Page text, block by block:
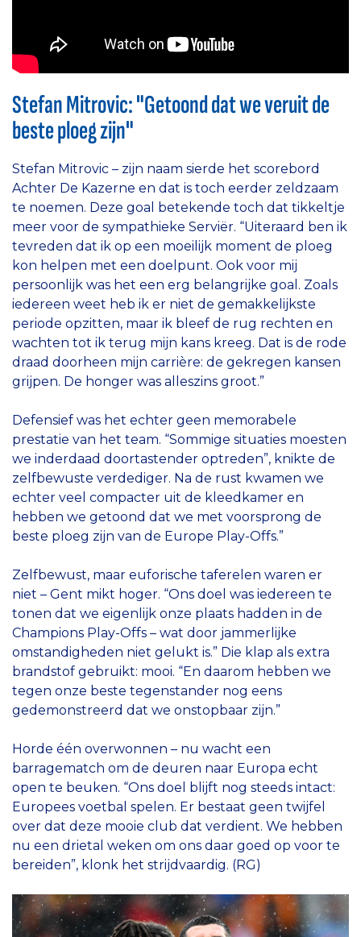
Stefan Mitrovic: "Getoond dat we veruit de
beste ploeg zijn"
Stefan Mitrovic – zijn naam sierde het scorebord
Achter De Kazerne en dat is toch eerder zeldzaam
te noemen. Deze goal betekende toch dat tikkeltje
meer voor de sympathieke Serviër. “Uiteraard ben ik
tevreden dat ik op een moeilijk moment de ploeg
kon helpen met een doelpunt. Ook voor mij
persoonlijk was het een erg belangrijke goal. Zoals
iedereen weet heb ik er niet de gemakkelijkste
periode opzitten, maar ik bleef de rug rechten en
wachten tot ik terug mijn kans kreeg. Dat is de rode
draad doorheen mijn carrière: de gekregen kansen
grijpen. De honger was alleszins groot.”
Defensief was het echter geen memorabele
prestatie van het team. “Sommige situaties moesten
we inderdaad doortastender optreden”, knikte de
zelfbewuste verdediger. Na de rust kwamen we
echter veel compacter uit de kleedkamer en
hebben we getoond dat we met voorsprong de
beste ploeg zijn van de Europe Play-Offs.”
Zelfbewust, maar euforische taferelen waren er
niet – Gent mikt hoger. “Ons doel was iedereen te
tonen dat we eigenlijk onze plaats hadden in de
Champions Play-Offs – wat door jammerlijke
omstandigheden niet gelukt is.” Die klap als extra
brandstof gebruikt: mooi. “En daarom hebben we
tegen onze beste tegenstander nog eens
gedemonstreerd dat we onstopbaar zijn.”
Horde één overwonnen – nu wacht een
barragematch om de deuren naar Europa echt
open te beuken. “Ons doel blijft nog steeds intact:
Europees voetbal spelen. Er bestaat geen twijfel
over dat deze mooie club dat verdient. We hebben
nu een drietal weken om ons daar goed op voor te
bereiden”, klonk het strijdvaardig. (RG)